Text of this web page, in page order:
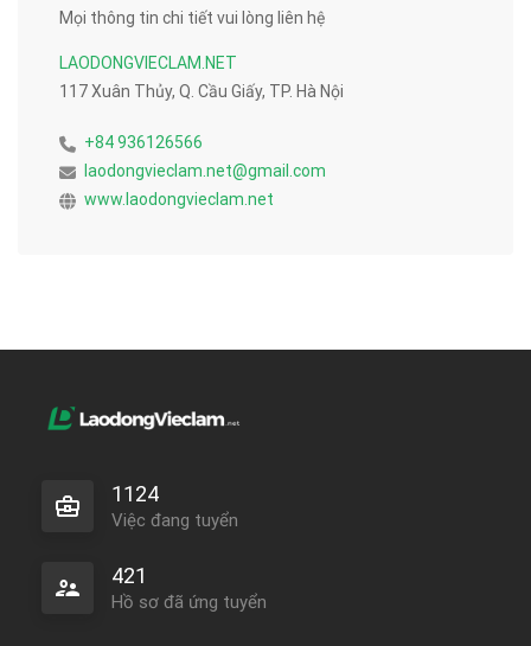
Mọi thông tin chi tiết vui lòng liên hệ
LAODONGVIECLAM.NET
117 Xuân Thủy, Q. Cầu Giấy, TP. Hà Nội
+84 936126566
laodongvieclam.net@gmail.com
www.laodongvieclam.net
1124
Việc đang tuyển
421
Hồ sơ đã ứng tuyển